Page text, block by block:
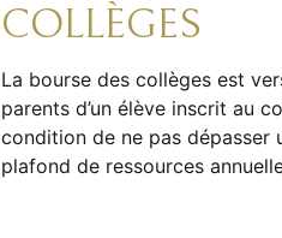
COLLÈGES
La bourse des collèges est
parents d’un élève inscrit au
condition de ne pas dépasser
plafond de ressources